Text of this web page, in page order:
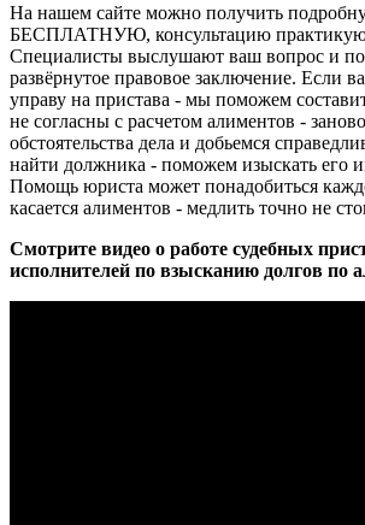
На нашем сайте можно получить
БЕСПЛАТНУЮ, консультацию
Специалисты выслушают ваш вопрос и
развёрнутое правовое заключение. Если
управу на пристава - мы поможем
не согласны с расчетом алиментов -
обстоятельства дела и добьемся
найти должника - поможем изыскать его
Помощь юриста может понадобиться
касается алиментов - медлить точно не
Смотрите видео о работе судебных
исполнителей по взысканию долгов по